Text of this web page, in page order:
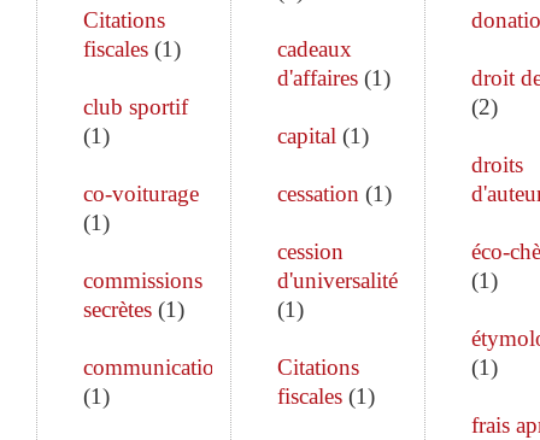
Citations
fiscales (1)
club sportif
(1)
co-voiturage
(1)
commissions
secrètes (1)
communication
(1)
cadeaux
d'affaires(1)
capital (1)
cessation (1)
cession
d'universalité
(1)
Citations
fiscales(1)
droit
(2)
droits
éco-
(1)
(1)
frais